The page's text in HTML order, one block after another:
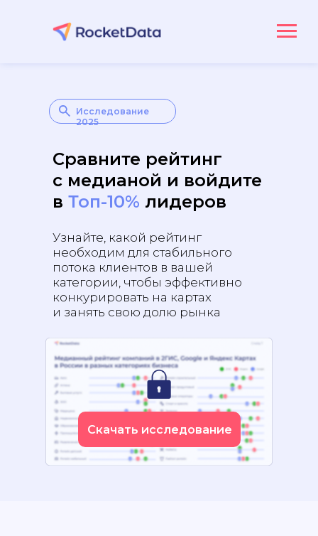
Исследование
2025
Сравните рейтинг
с медианой и войдите
в Топ-10% лидеров
Узнайте, какой рейтинг
необходим для стабильного
потока клиентов в вашей
категории, чтобы эффективно
конкурировать на картах
и занять свою долю рынка
Скачать исследование